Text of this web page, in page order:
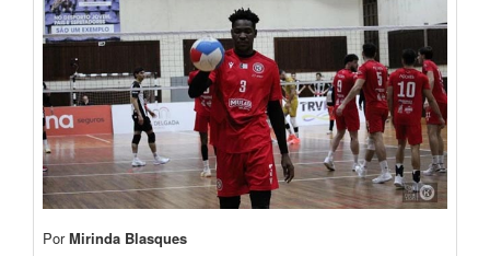
PorMirinda Blasques